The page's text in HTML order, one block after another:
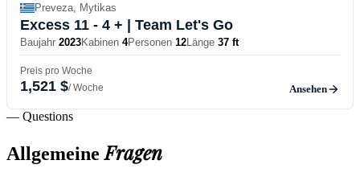
Preveza, Mytikas
Excess 11 - 4 + | Team Let's Go
Baujahr 2023Kabinen 4Personen 12Länge 37 ft
Preis pro Woche
1,521 $/ Woche Ansehen
— Questions
AllgemeineFragen